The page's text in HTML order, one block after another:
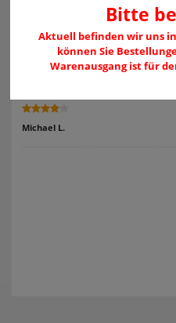
Melden Sie sich an, um eine
Anmelden
Michael L.
Bitte
Aktuell befinden wir uns
können Sie
Warenausgang ist für